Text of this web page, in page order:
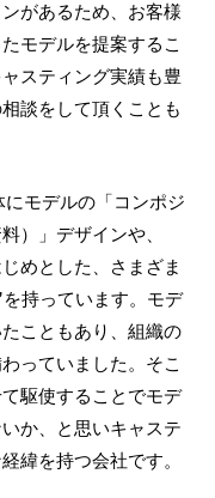
があるため、お客様
モデルを提案するこ
スティング実績も豊
談をして頂くことも
モデルの「コンポジ
）」デザインや、
めとした、さまざま
を持っています。モデ
こともあり、組織の
っていました。そこ
駆使することでモデ
か、と思いキャステ
緯を持つ会社です。